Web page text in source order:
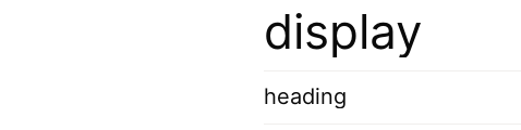
display
heading